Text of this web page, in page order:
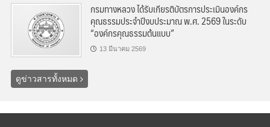
กรมทางหลวง ได้รับเกียรติบัตรการประเมินองค์กร
คุณธรรมประจำปีงบประมาณ พ.ศ. 2569 ในระดับ
“องค์กรคุณธรรมต้นแบบ”
13 มีนาคม 2569
ดูข่าวสารทั้งหมด